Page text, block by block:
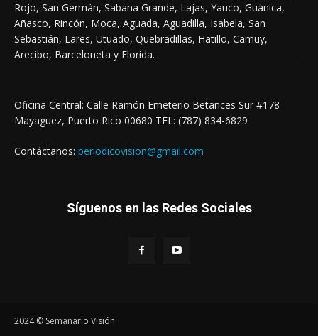
Rojo, San Germán, Sabana Grande, Lajas, Yauco, Guánica,
Añasco, Rincón, Moca, Aguada, Aguadilla, Isabela, San
Sebastián, Lares, Utuado, Quebradillas, Hatillo, Camuy,
Arecibo, Barceloneta y Florida.
Oficina Central: Calle Ramón Emeterio Betances Sur #178
Mayaguez, Puerto Rico 00680 TEL: (787) 834-6829
Contáctanos: periodicovision@gmail.com
Síguenos en las Redes Sociales
2024 © Semanario Visión